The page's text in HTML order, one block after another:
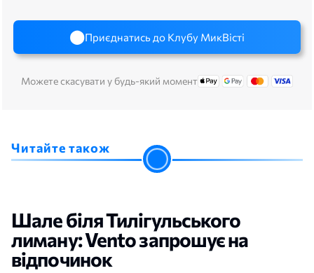
Приєднатись до Клубу МикВісті
Можете скасувати у будь-який момент
Читайте також
Шале біля Тилігульського
лиману: Vento запрошує на
відпочинок